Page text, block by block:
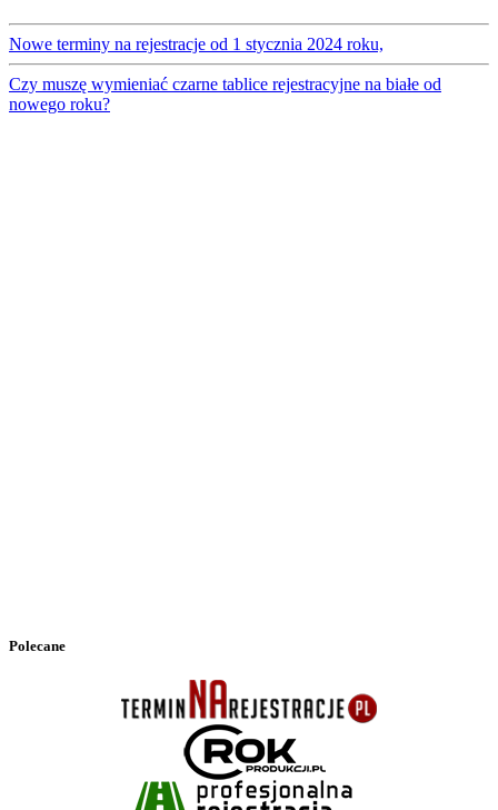
Nowe terminy na rejestracje od 1 stycznia 2024 roku,
Czy muszę wymieniać czarne tablice rejestracyjne na białe od
nowego roku?
Polecane